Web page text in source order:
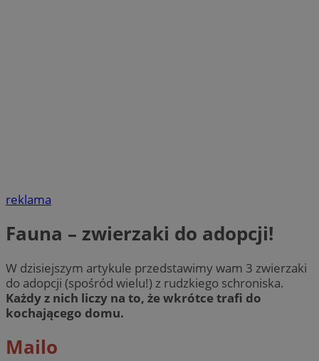
reklama
Fauna – zwierzaki do adopcji!
W dzisiejszym artykule przedstawimy wam 3 zwierzaki
do adopcji (spośród wielu!) z rudzkiego schroniska.
Każdy z nich liczy na to, że wkrótce trafi do
kochającego domu.
Mailo